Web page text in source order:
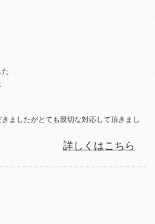
た
ましたがとても親切な対応して頂きまし
詳しくはこちら